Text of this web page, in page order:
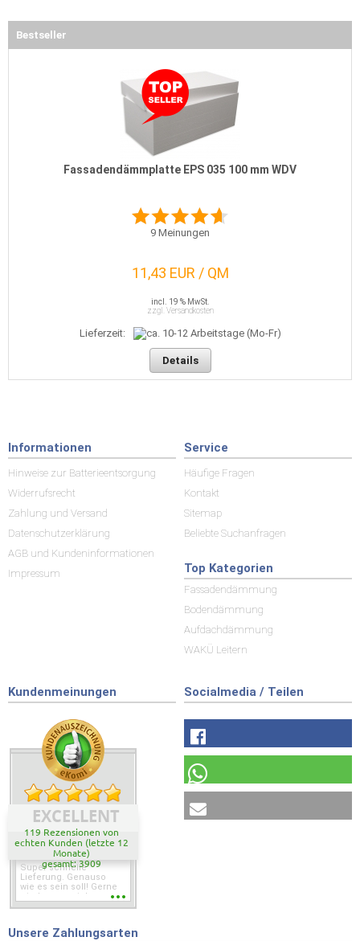
Bestseller
Fassadendämmplatte EPS 035 100 mm WDV
9 Meinungen
11,43 EUR / QM
incl. 19 % MwSt.
zzgl. Versandkosten
Lieferzeit:
Details
Informationen
Hinweise zur Batterieentsorgung
Widerrufsrecht
Zahlung und Versand
Datenschutzerklärung
AGB und Kundeninformationen
Impressum
Service
Häufige Fragen
Kontakt
Sitemap
Beliebte Suchanfragen
Top Kategorien
Fassadendämmung
Bodendämmung
Aufdachdämmung
WAKÜ Leitern
Kundenmeinungen
EXCELLENT
119 Rezensionen von
echten Kunden (letzte 12
Monate)
gesamt: 3909
Super schnelle
Lieferung. Genauso
wie es sein soll! Gerne
wieder wenn ich was
Socialmedia / Teilen
Unsere Zahlungsarten